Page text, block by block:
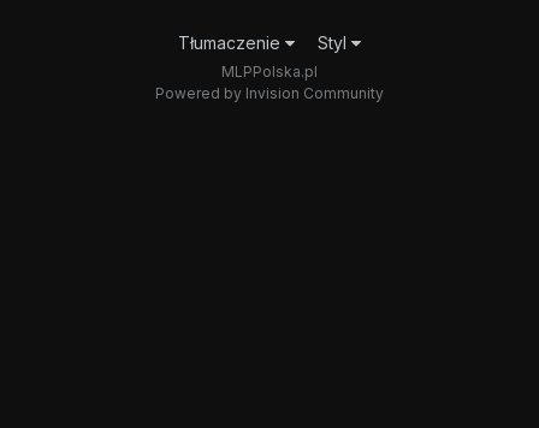
Tłumaczenie Styl
MLPPolska.pl
Powered by Invision Community